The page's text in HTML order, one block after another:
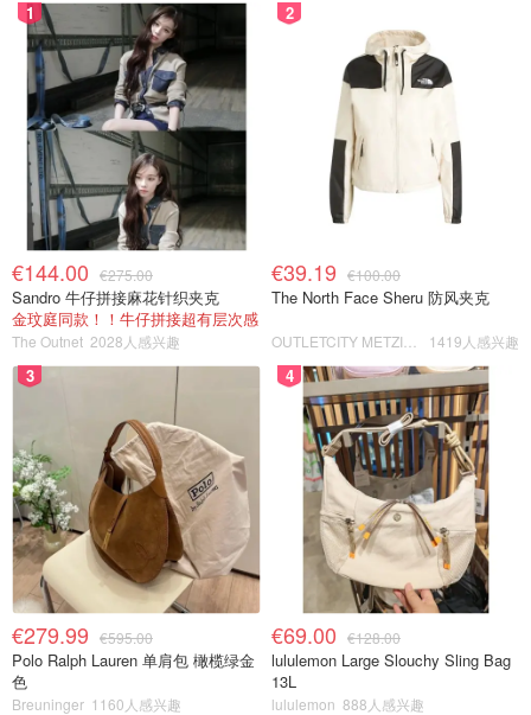
1
€144.00 €275.00
Sandro 牛仔拼接麻花针织夹克
金玟庭同款！！牛仔拼接超有层次感
The Outnet 2028人感兴趣
2
€39.19 €100.00
The North Face Sheru 防风夹克
1419人感兴趣
3
€279.99 €595.00
Polo Ralph Lauren 单肩包 橄榄绿金
色
Breuninger 1160人感兴趣
4
€69.00 €128.00
lululemon Large Slouchy Sling Bag
13L
lululemon 888人感兴趣